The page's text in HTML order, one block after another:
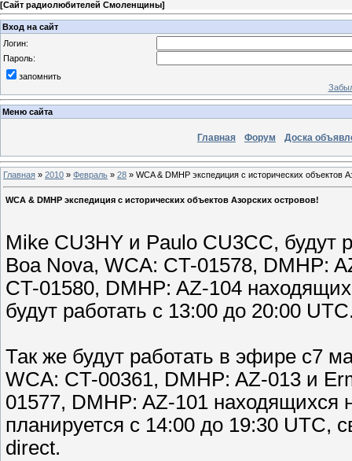
[Сайт радиолюбителей Смоленщины]
Вход на сайт
Логин:
Пароль:
запомнить
Меню сайта
Главная Форум Доска
Главная » 2010 » Февраль » 28 » WCA & DMHP экспедиция с исторических объектов
WCA & DMHP экспедиция с исторических объектов Азорских островов!
Mike CU3HY и Paulo CU3CC, будут
Boa Nova, WCA: CT-01578, DMHP:
CT-01580, DMHP: AZ-104
будут работать с 13:00 до 20:00
Так же будут работать в эфире с7
WCA: CT-00361, DMHP: AZ-013 и
01577, DMHP: AZ-101 находящихся
планируется с 14:00 до 19:30 UTC,
direct.